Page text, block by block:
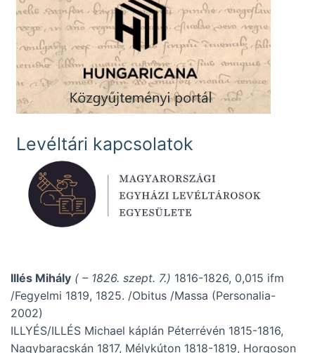
Levéltári kapcsolatok
Illés Mihály ( – 1826. szept. 7.) 1816-1826, 0,015 ifm
/Fegyelmi 1819, 1825. /Obitus /Massa (Personalia-
2002)
ILLYÉS/ILLÉS Michael káplán Péterrévén 1815-1816,
Nagybaracskán 1817, Mélykúton 1818-1819, Horgoson